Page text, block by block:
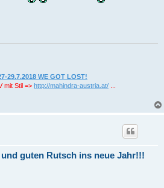
29.7.2018 WE GOT LOST!
mit Stil => http://mahindra-austria.at/
guten Rutsch ins neue Jahr!!!